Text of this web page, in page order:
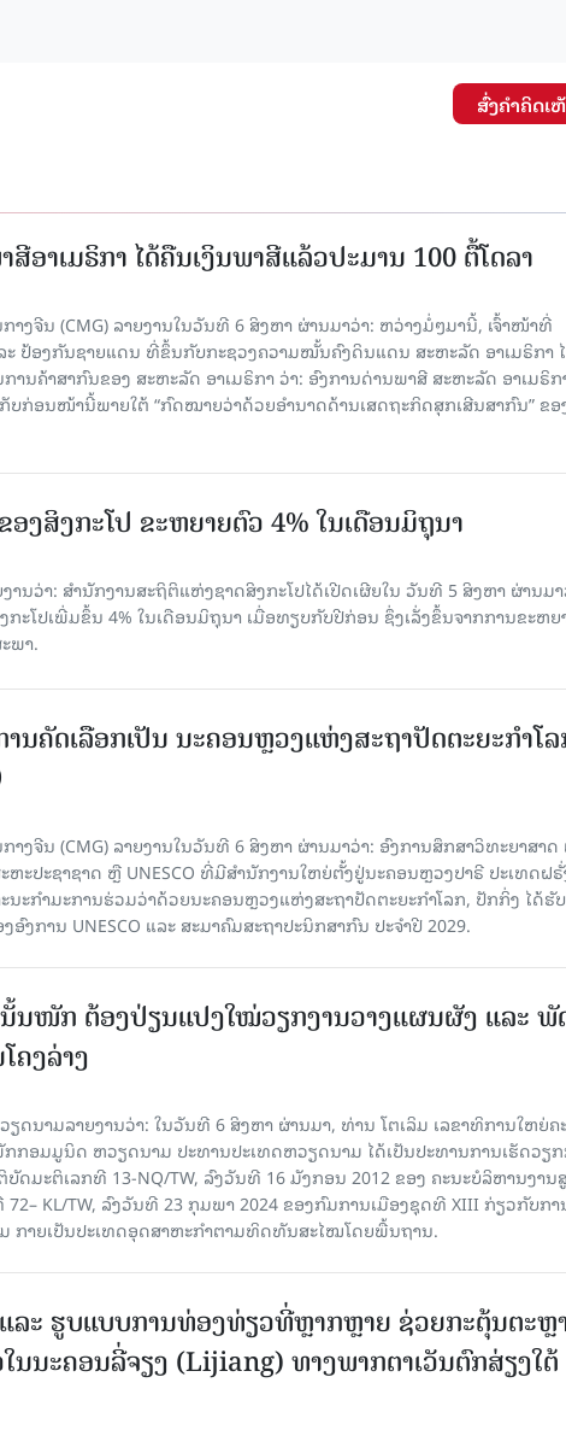
ສົ່ງຄໍາຄິດເ
ອາເມຣິກາ ໄດ້ຄືນເງິນພາສີແລ້ວປະມານ 100 ຕື້ໂດລາ
າງຈີນ (CMG) ລາຍງານໃນວັນທີ 6 ສິງຫາ ຜ່ານມາວ່າ: ຫວ່າງມໍ່ໆມານີ້, ເຈົ້າໜ້າທີ່
ະ ປ້ອງກັນຊາຍແດນ ທີ່ຂຶ້ນກັບກະຊວງຄວາມໝັ້ນຄົງດິນແດນ ສະຫະລັດ ອາເມຣິກາ
ານຄ້າສາກົນຂອງ ສະຫະລັດ ອາເມຣິກາ ວ່າ: ອົງການດ່ານພາສີ ສະຫະລັດ ອາເມຣິກ
ບກ່ອນໜ້ານີ້ພາຍໃຕ້ “ກົດໝາຍວ່າດ້ວຍອຳນາດດ້ານເສດຖະກິດສຸກເສີນສາກົນ” ຂອ
ອງສິງກະໂປ ຂະຫຍາຍຕົວ 4% ໃນເດືອນມິຖຸນາ
ານວ່າ: ສຳນັກງານສະຖິຕິແຫ່ງຊາດສິງກະໂປໄດ້ເປີດເຜີຍໃນ ວັນທີ 5 ສິງຫາ ຜ່ານມາ
ກະໂປເພີ່ມຂຶ້ນ 4% ໃນເດືອນມິຖຸນາ ເມື່ອທຽບກັບປີກ່ອນ ຊຶ່ງເລັ່ງຂຶ້ນຈາກການຂະຫຍ
ພາ.
ນຄັດເລືອກເປັນ ນະຄອນຫຼວງແຫ່ງສະຖາປັດຕະຍະກຳໂ
ງຈີນ (CMG) ລາຍງານໃນວັນທີ 6 ສິງຫາ ຜ່ານມາວ່າ: ອົງການສຶກສາວິທະຍາສາດ
ະປະຊາຊາດ ຫຼື UNESCO ທີ່ມີສຳນັກງານໃຫຍ່ຕັ້ງຢູ່ນະຄອນ​ຫຼວງປາຣີ ປະເທດຝຣັ່
ະກຳມະການຮ່ວມວ່າດ້ວຍນະຄອນຫຼວງແຫ່ງສະຖາປັດຕະຍະກຳໂລກ, ປັກກິ່ງ ໄດ້ຮັ
ການ UNESCO ແລະ ສະມາ​ຄົມສະຖາປະນິກສາກົນ ປະຈຳປີ 2029.
ນັ້ນໜັກ ຕ້ອງ​ປ່ຽນ​ແປງ​ໃໝ່​ວຽກ​ງານ​ວາງ​ແຜນ​ຜັງ ແລະ ​ພັ
ຄງ​ລ່າງ
ດນາມລາຍງານວ່າ: ໃນ​ວັນ​ທີ 6 ສິງ​ຫາ ຜ່ານມາ, ທ່ານ ໂຕ​ເລິມ ເລ​ຂາ​ທິ​ການ​ໃຫຍ່​ຄ
ກອມ​ມູ​ນິດ ຫວຽດ​ນາມ ປະ​ທານ​ປະ​ເທດຫວຽດ​ນາມ ໄດ້​ເປັນ​ປະ​ທານ​ການ​ເຮັດ​ວຽ
ມະ​ຕິ​ເລກ​ທີ 13-NQ/TW, ລົງວັນ​ທີ 16 ມັງ​ກອນ 2012 ຂອງ ຄະ​ນະ​ບໍ​ລິ​ຫານ​ງານ​
KL/TW, ​ລົງວັນ​ທີ 23 ກຸມ​ພາ 2024 ຂອງ​ກົມ​ການ​ເມື​ອງ​ຊຸດ​ທີ XIII ກ່ຽວ​ກັບ​ກ
ກາຍ​ເປັນ​ປະ​ເທດ​ອຸດ​ສາ​ຫະ​ກຳ​ຕາມ​ທິດ​ທັນ​ສະ​ໄໝ​ໂດຍ​ພື້ນ​ຖານ.
ລະ ຮູບແບບການທ່ອງທ່ຽວທີ່ຫຼາກຫຼາຍ ຊ່ວຍກະຕຸ້ນຕະຫຼ
ນນະຄອນລີ່ຈຽງ (Lijiang) ທາງພາກຕາເວັນຕົກສ່ຽງໃຕ້